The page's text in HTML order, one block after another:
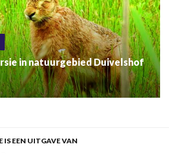
in natuurgebied Duivelshof
EEN UITGAVE VAN